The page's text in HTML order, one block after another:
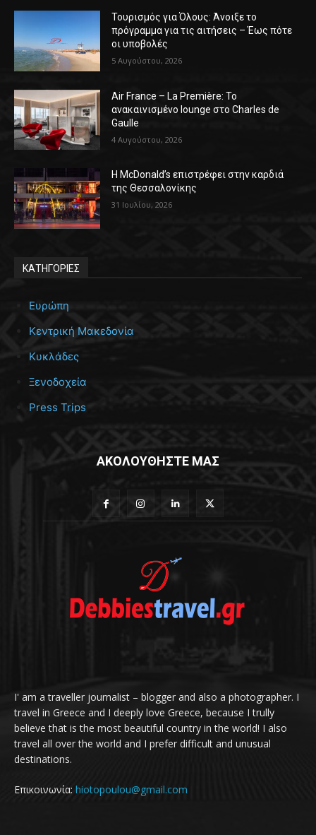
Τουρισμός για Όλους: Άνοιξε το
πρόγραμμα για τις αιτήσεις – Έως πότε
οι υποβολές
5 Αυγούστου, 2026
Air France – La Première: Το
ανακαινισμένο lounge στο Charles de
Gaulle
4 Αυγούστου, 2026
Η McDonald’s επιστρέφει στην καρδιά
της Θεσσαλονίκης
31 Ιουλίου, 2026
ΚΑΤΗΓΟΡΙΕΣ
Ευρώπη
Κεντρική Μακεδονία
Κυκλάδες
Ξενοδοχεία
Press Trips
ΑΚΟΛΟΥΘΗΣΤΕ ΜΑΣ
I' am a traveller journalist – blogger and also a photographer. I
travel in Greece and I deeply love Greece, because I trully
believe that is the most beautiful country in the world! I also
travel all over the world and I prefer difficult and unusual
destinations.
Επικοινωνία: hiotopoulou@gmail.com